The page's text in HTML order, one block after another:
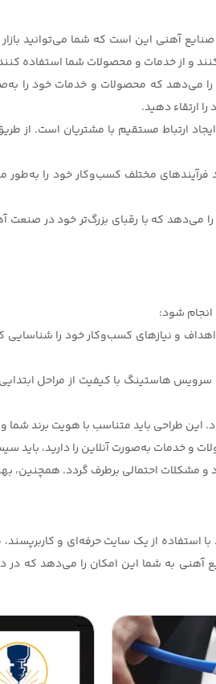
و از خدمات و محصولات شما استفاده
می‌دهد که محصولات و خدمات خود را
ارتقاء دهید.
ارتباط مستقیم با مشتریان است.
مختلف کسب‌وکار خود را به‌طور
می‌دهد که با رقبای بزرگ‌تر خود در
شود:
و نیازهای کسب‌وکار خود را
هاستینگ با کیفیت از مراحل
از یک سایت حرفه‌ای و
آهنی به شما این امکان را می‌دهد که در